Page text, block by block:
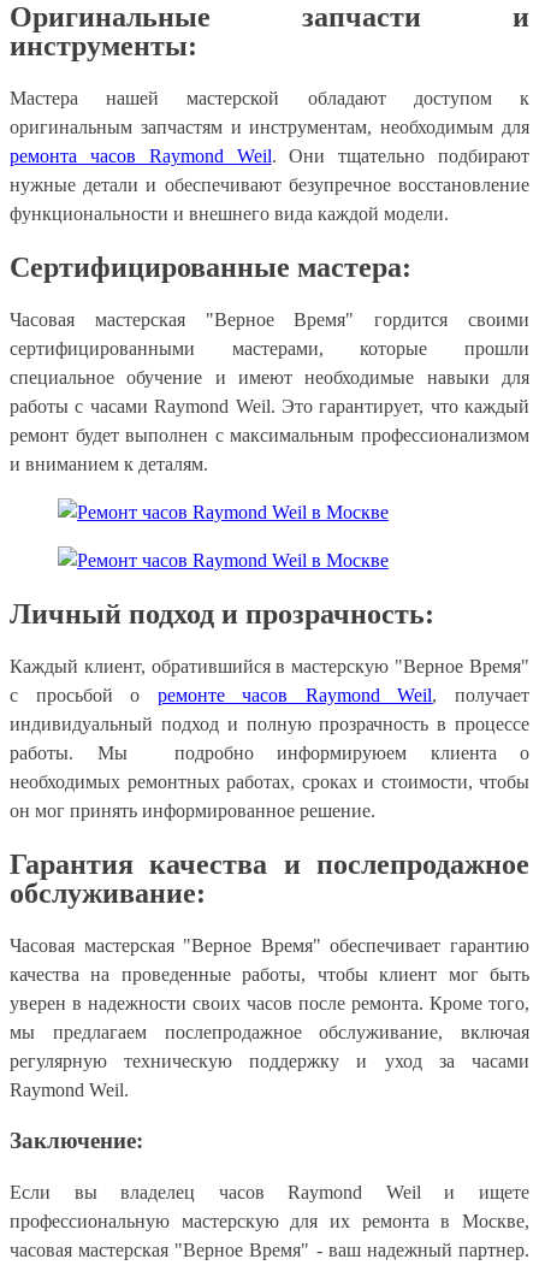
Оригинальные запчасти и
инструменты:
Мастера нашей мастерской обладают доступом к
оригинальным запчастям и инструментам, необходимым для
ремонта часов Raymond Weil. Они тщательно подбирают
нужные детали и обеспечивают безупречное восстановление
функциональности и внешнего вида каждой модели.
Сертифицированные мастера:
Часовая мастерская "Верное Время" гордится своими
сертифицированными мастерами, которые прошли
специальное обучение и имеют необходимые навыки для
работы с часами Raymond Weil. Это гарантирует, что каждый
ремонт будет выполнен с максимальным профессионализмом
и вниманием к деталям.
Личный подход и прозрачность:
Каждый клиент, обратившийся в мастерскую "Верное Время"
с просьбой о ремонте часов Raymond Weil, получает
индивидуальный подход и полную прозрачность в процессе
работы. Мы подробно информируюем клиента о
необходимых ремонтных работах, сроках и стоимости, чтобы
он мог принять информированное решение.
Гарантия качества и послепродажное
обслуживание:
Часовая мастерская "Верное Время" обеспечивает гарантию
качества на проведенные работы, чтобы клиент мог быть
уверен в надежности своих часов после ремонта. Кроме того,
мы предлагаем послепродажное обслуживание, включая
регулярную техническую поддержку и уход за часами
Raymond Weil.
Заключение:
Если вы владелец часов Raymond Weil и ищете
профессиональную мастерскую для их ремонта в Москве,
часовая мастерская "Верное Время" - ваш надежный партнер.